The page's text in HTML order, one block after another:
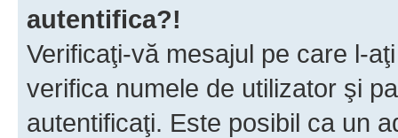
autentifica?!
Verificaţi-vă mesajul pe care l-
verifica numele de utilizator şi
autentificaţi. Este posibil ca un